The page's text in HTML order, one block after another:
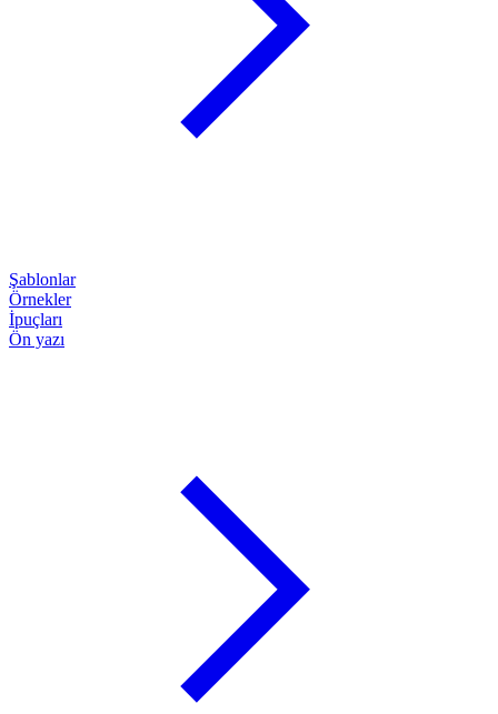
Şablonlar
Örnekler
İpuçları
Ön yazı